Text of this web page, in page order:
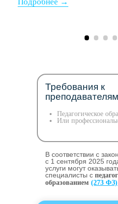
Педагогическое
Или
В соответствии с
c 1 сентября 2025
услуги могут
специалисты с
образованием (273 ФЗ)
Требования к
преподавателям